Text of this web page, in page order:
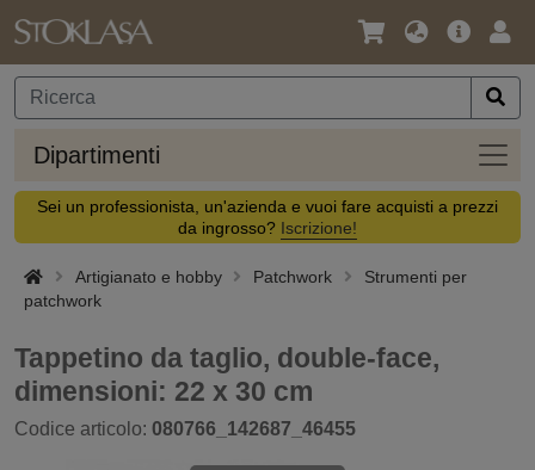
Lingua
Valuta
Offerta
Dipartimenti
Sei un professionista, un'azienda e vuoi fare acquisti a prezzi
da ingrosso? Iscrizione!
Artigianato e hobby Patchwork
Strumenti per
patchwork
Tappetino da taglio, double-face,
dimensioni: 22 x 30 cm
Codice articolo: 080766_142687_46455